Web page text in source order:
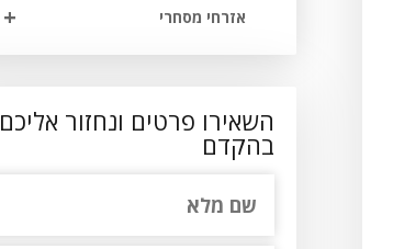
+ אזרחי מסחרי
השאירו פרטים ונחזור אליכם
בהקדם